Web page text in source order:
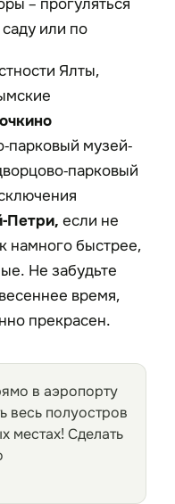
или по
Ялты,
парковый музей-
парковый
Петри, если не
намного быстрее,
Не забудьте
время,
прекрасен.
в аэропорту
весь полуостров
местах! Сделать